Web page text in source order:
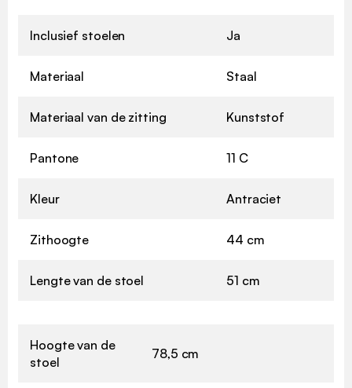
Inclusief stoelen Ja
Materiaal Staal
Materiaal van de zitting Kunststof
Pantone 11 C
Kleur Antraciet
Zithoogte 44 cm
Lengte van de stoel 51 cm
Hoogte van de
stoel
78,5 cm